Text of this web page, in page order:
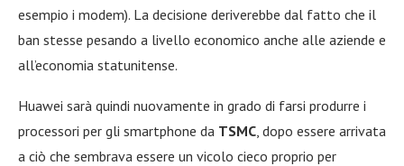
esempio i modem). La decisione deriverebbe dal fatto che il
ban stesse pesando a livello economico anche alle aziende e
all’economia statunitense.
Huawei sarà quindi nuovamente in grado di farsi produrre i
processori per gli smartphone da TSMC , dopo essere arrivata
a ciò che sembrava essere un vicolo cieco proprio per